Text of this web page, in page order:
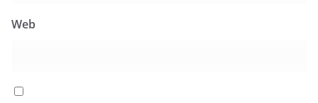
Web